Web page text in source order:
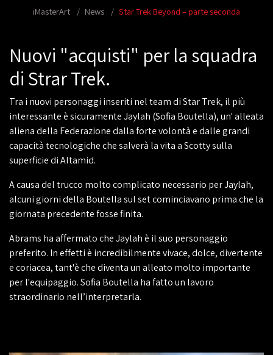
iMasterArt News Star Trek Beyond – parte seconda
Nuovi "acquisti" per la squadra
di Strar Trek.
Tra i nuovi personaggi inseriti nel team di Star Trek, il più
interessante è sicuramente Jaylah (Sofia Boutella), un' alleata
aliena della Federazione dalla forte volontà e dalle grandi
capacità tecnologiche che salverà la vita a Scotty sulla
superficie di Altamid.
A causa del trucco molto complicato necessario per Jaylah,
alcuni giorni della Boutella sul set cominciavano prima che la
giornata precedente fosse finita.
Abrams ha affermato che Jaylah è il suo personaggio
preferito. In effetti è incredibilmente vivace, dolce, divertente
e coriacea, tant'è che diventa un alleato molto importante
per l'equipaggio. Sofia Boutella ha fatto un lavoro
straordinario nell’interpretarla.